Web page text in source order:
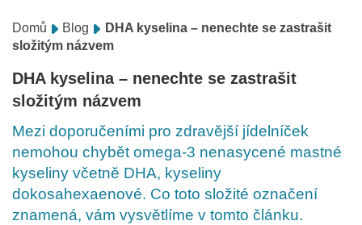
Domů Blog
DHA kyselina – nenechte se zastrašit
složitým názvem
DHA kyselina – nenechte se zastrašit
složitým názvem
Mezi doporučeními pro zdravější jídelníček
nemohou chybět omega-3 nenasycené mastné
kyseliny včetně DHA, kyseliny
dokosahexaenové. Co toto složité označení
znamená, vám vysvětlíme v tomto článku.